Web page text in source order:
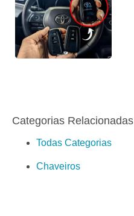
Categorias Relacionadas
Todas Categorias
Chaveiros